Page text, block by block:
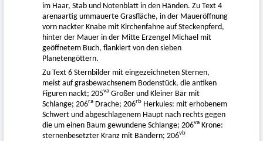
im Haar, Stab und Notenblatt in den Händen. Zu Text 4
arenaartig ummauerte Grasfläche, in der Maueröffnung
vorn nackter Knabe mit Kirchenfahne auf Steckenpferd,
hinter der Mauer in der Mitte Erzengel Michael mit
geöffnetem Buch, flankiert von den sieben
Planetengöttern.
Zu Text 6 Sternbilder mit eingezeichneten Sternen,
meist auf grasbewachsenem Bodenstück, die antiken
Figuren nackt; 205va Großer und Kleiner Bär mit
Schlange; 206ra Drache; 206rb Herkules: mit erhobenem
Schwert und abgeschlagenem Haupt nach rechts gegen
die um einen Baum gewundene Schlange; 206va Krone:
sternenbesetzter Kranz mit Bändern; 206vb